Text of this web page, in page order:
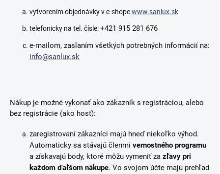
vytvorením objednávky v e-shopewww.sanlux.sk
telefonicky na tel. čísle:+421 915 281 676
e-mailom, zaslaním všetkých potrebných informácií na:
info@sanlux.sk
Nákup je možné vykonať ako zákazník s registráciou, alebo
bez registrácie (ako hosť):
zaregistrovaní zákazníci majú hneď niekoľko výhod.
Automaticky sa stávajú členmi vernostného programu
a získavajú body, ktoré môžu vymeniť za zľavy pri
každom ďaľšom nákupe. Vo svojom účte majú prehľad